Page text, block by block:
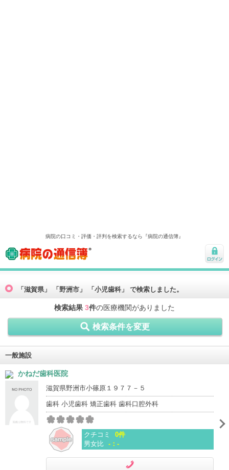
病院の口コミ・評価・評判を検索するなら『病院の通信簿』
病院の通信簿
ログ
「滋賀県」 「野洲市」 「小児歯科」 で検索しました。
検索結果 3件の医療機関がありました
検索条件を変更
一般施設
かねだ歯科医院
滋賀県野洲市小篠原１９７７－５
歯科 小児歯科 矯正歯科 歯科口腔外科
クチコミ
0件
男女比 -：-